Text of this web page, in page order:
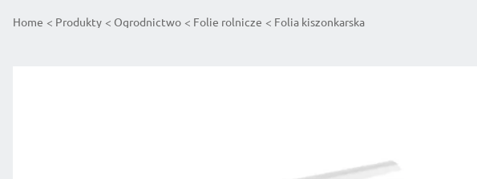
Home Produkty Ogrodnictwo Folie rolnicze Folia kiszonkarska